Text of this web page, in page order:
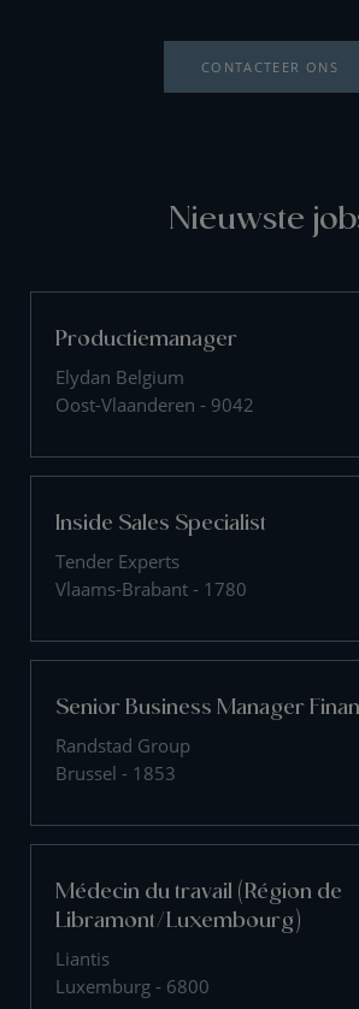
CONTACTEER ONS
Nieuwste
Productiemanager
Elydan Belgium
Oost-Vlaanderen - 9042
Inside Sales Specialist
Tender Experts
Vlaams-Brabant - 1780
Senior Business Manager
Randstad Group
Brussel - 1853
Médecin du travail (Région de
Libramont/Luxembourg)
Liantis
Luxemburg - 6800